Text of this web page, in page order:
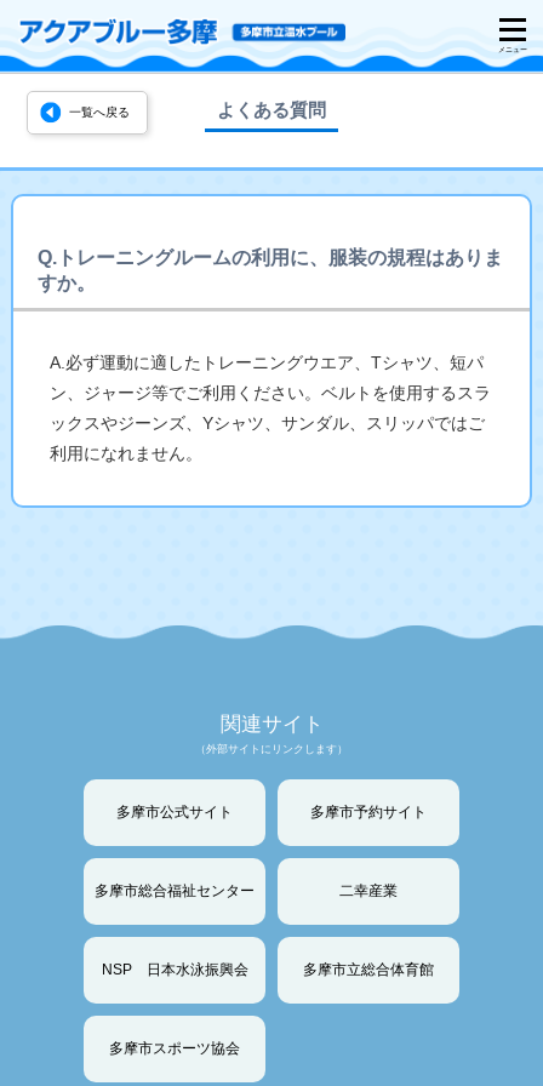
一覧へ戻る よくある質問
Q.トレーニングルームの利用に、服装の規程はありま
すか。
A.必ず運動に適したトレーニングウエア、Tシャツ、短パ
ン、ジャージ等でご利用ください。ベルトを使用するスラ
ックスやジーンズ、Yシャツ、サンダル、スリッパではご
利用になれません。
関連サイト
（外部サイトにリンクします）
多摩市公式サイト 多摩市予約サイト
多摩市総合福祉センター 二幸産業
NSP 日本水泳振興会 多摩市立総合体育館
多摩市スポーツ協会